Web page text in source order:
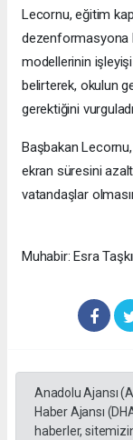
Lecornu, eğitim
dezenformasyona
modellerinin işleyişi
belirterek, okulun
gerektiğini
Başbakan
ekran süresini
vatandaşlar
Muhabir: Esra
Anadolu Ajansı
Haber Ajansı
haberler,